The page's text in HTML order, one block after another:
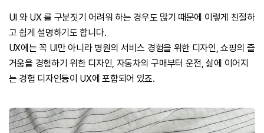
UI 와 UX 를 구분짓기 어려워 하는 경우도 많기 때문에 이렇게 친절하
고 쉽게 설명하기도 합니다.
UX에는 꼭 UI만 아니라 병원의 서비스 경험을 위한 디자인, 쇼핑의 즐
거움을 경험하기 위한 디자인, 자동차의 구매부터 운전, 삶에 이어지
는 경험 디자인등이 UX에 포함되어 있죠.